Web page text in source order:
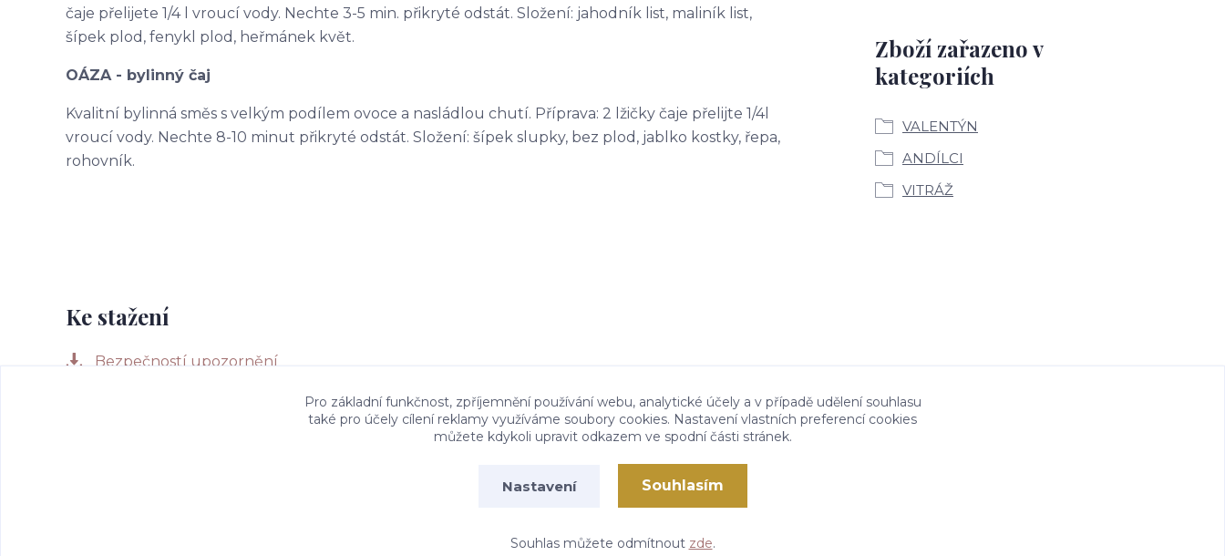
čaje přelijete 1/4 l vroucí vody. Nechte 3-5 min. přikryté odstát. Složení: jahodník list, maliník list,
šípek plod, fenykl plod, heřmánek květ.
OÁZA - bylinný čaj
Kvalitní bylinná směs s velkým podílem ovoce a nasládlou chutí. Příprava: 2 lžičky čaje přelijte 1/4l
vroucí vody. Nechte 8-10 minut přikryté odstát. Složení: šípek slupky, bez plod, jablko kostky, řepa,
rohovník.
Zboží zařazeno v
kategoriích
VALENTÝN
ANDÍLCI
VITRÁŽ
Ke stažení
Bezpečností upozornění
Pro základní funkčnost, zpříjemnění používání webu, analytické účely a v případě udělení souhlasu
také pro účely cílení reklamy využíváme soubory cookies. Nastavení vlastních preferencí cookies
můžete kdykoli upravit odkazem ve spodní části stránek.
Nastavení Souhlasím
Souhlas můžete odmítnout zde.